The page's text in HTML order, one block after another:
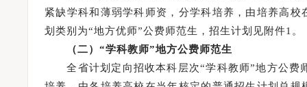
紧缺学科和薄弱学科师资，分学科培养，由培养高
划类别为“地方优师”公费师范生，招生计划见附件1。
（二）“学科教师”地方公费师范生
全省计划定向招收本科层次“学科教师”地方公费